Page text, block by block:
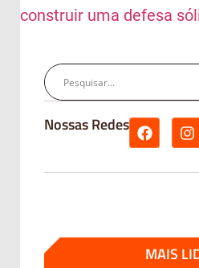
construir uma defesa
Nossas Redes
MAIS